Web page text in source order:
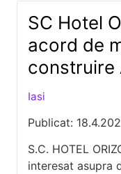
SC Hotel
acord de
construire
Iasi
Publicat:
S.C. HOTEL
interesat asupra